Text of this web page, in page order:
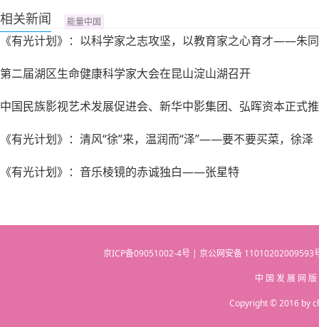
相关新闻 能量中国
《有光计划》：以科学家之志攻坚，以教育家之心育才——朱
第二届湖区生命健康科学家大会在昆山淀山湖召开
中国民族影视艺术发展促进会、新华中影集团、弘晖资本正式
《有光计划》：清风“徐”来，温润而“泽”——要不要买菜，徐泽
《有光计划》：音乐棱镜的赤诚独白——张星特
京ICP备09051002-4号 | 京公网安备
中 国 发 展 网
Copyright © 2016 by